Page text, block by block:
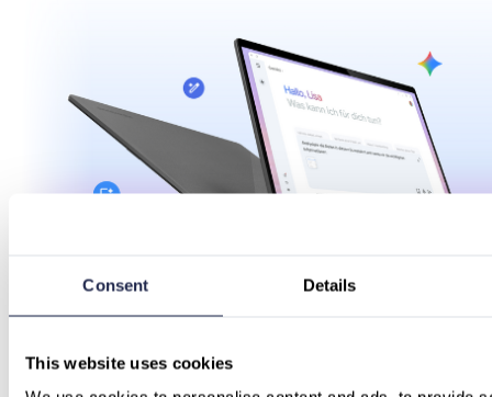
Consent Details
This website uses cookies